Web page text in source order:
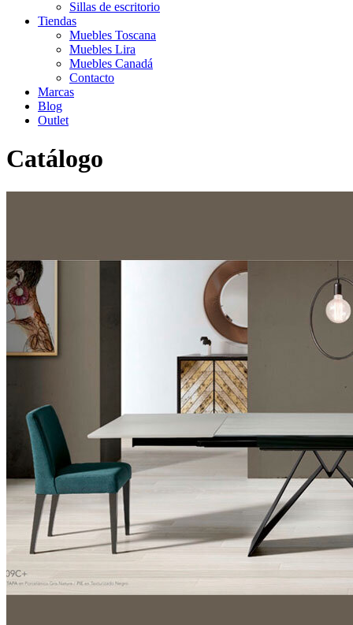
Sillas de escritorio
Tiendas
Muebles Toscana
Muebles Lira
Muebles Canadá
Contacto
Marcas
Blog
Outlet
Catálogo